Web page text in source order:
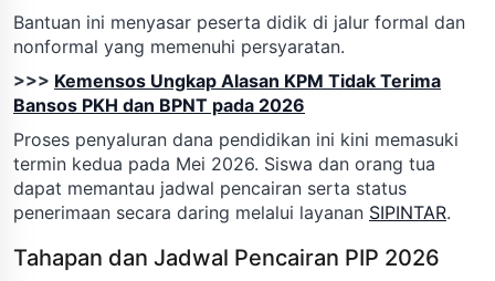
Bantuan ini menyasar peserta didik di jalur formal dan
nonformal yang memenuhi persyaratan.
>>> Kemensos Ungkap Alasan KPM Tidak Terima
Bansos PKH dan BPNT pada 2026
Proses penyaluran dana pendidikan ini kini memasuki
termin kedua pada Mei 2026. Siswa dan orang tua
dapat memantau jadwal pencairan serta status
penerimaan secara daring melalui layanan SIPINTAR.
Tahapan dan Jadwal Pencairan PIP 2026